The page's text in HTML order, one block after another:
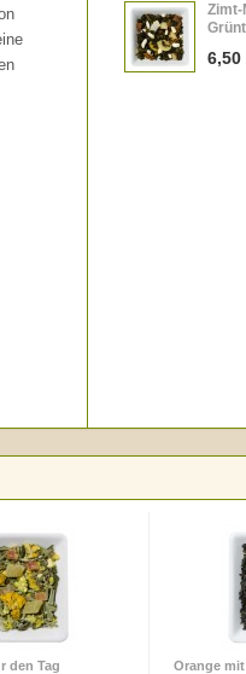
Zimt-
6,50
den Tag Orange mit